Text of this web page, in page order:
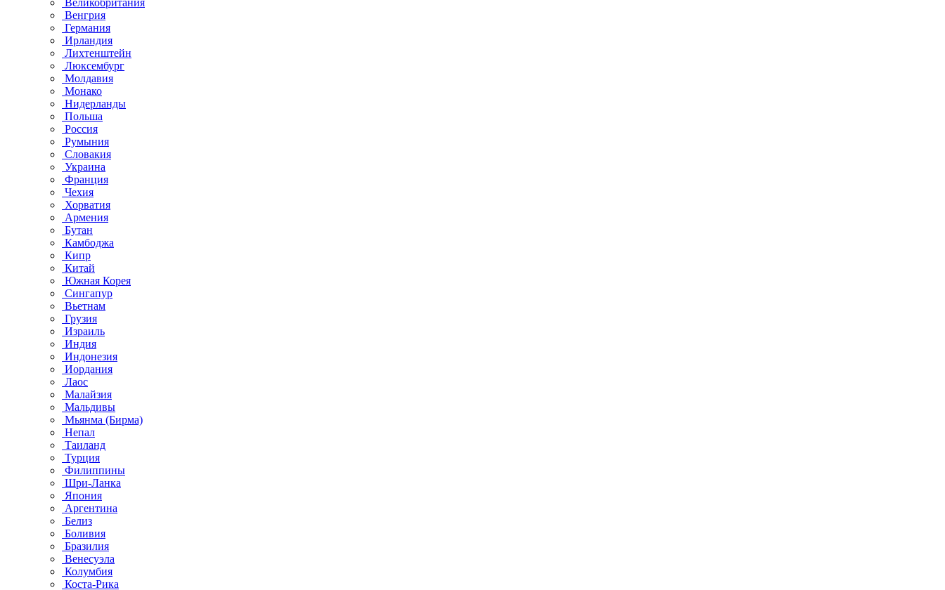
Великобритания
Венгрия
Германия
Ирландия
Лихтенштейн
Люксембург
Молдавия
Монако
Нидерланды
Польша
Россия
Румыния
Словакия
Украина
Франция
Чехия
Хорватия
Армения
Бутан
Камбоджа
Кипр
Китай
Южная Корея
Сингапур
Вьетнам
Грузия
Израиль
Индия
Индонезия
Иордания
Лаос
Малайзия
Мальдивы
Мьянма (Бирма)
Непал
Таиланд
Турция
Филиппины
Шри-Ланка
Япония
Аргентина
Белиз
Боливия
Бразилия
Венесуэла
Колумбия
Коста-Рика